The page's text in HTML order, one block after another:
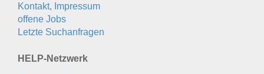
Kontakt, Impressum
offene Jobs
Letzte Suchanfragen
HELP-Netzwerk